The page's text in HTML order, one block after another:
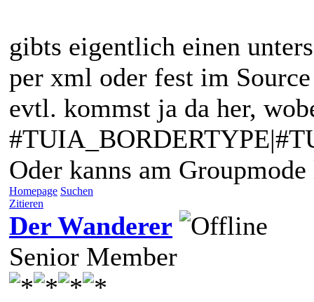
gibts eigentlich einen
per xml oder fest im
evtl. kommst ja da her,
Oder kanns am
Homepage Suchen
Zitieren
Der Wanderer
Senior Member